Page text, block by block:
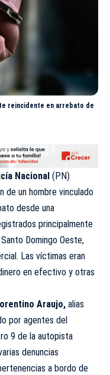
reincidente en arrebato de
Nacional ( PN)
de un hombre vinculado
desde una
principalmente
Domingo Oeste,
Las víctimas eran
en efectivo y otras
Araujo, alias
por agentes del
9 de la autopista
denuncias
a bordo de